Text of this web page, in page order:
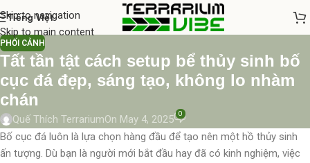
Skip to navigation
Skip to main content
Tiếng Việt
PHỐI CẢNH
Tất tần tật cách setup bể thủy sinh bố
cục đá đẹp, sáng tạo, không lo nhàm
chán
Quế Thích TerrariumOn May 4, 2025 0
Bố cục đá luôn là lựa chọn hàng đầu để tạo nên một hồ thủy sinh
ấn tượng. Dù bạn là người mới bắt đầu hay đã có kinh nghiệm, việc